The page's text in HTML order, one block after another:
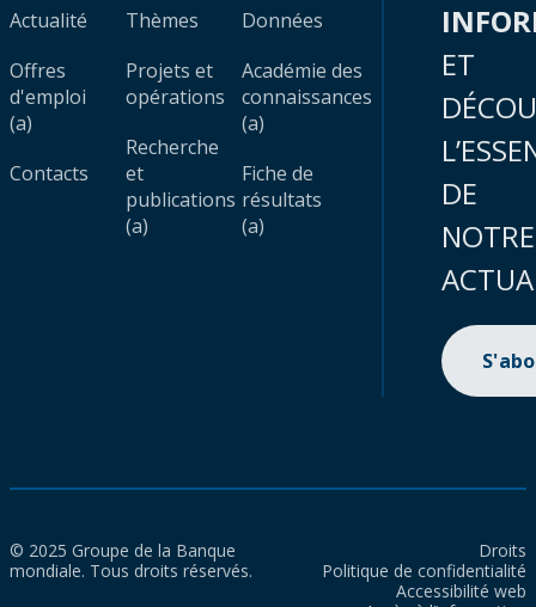
Actualité
Offres
d'emploi
(a)
Contacts
Thèmes
Projets et
opérations
Recherche
et
publications
(a)
Données
Académie des
connaissances
(a)
Fiche de
résultats
(a)
ET
DE
NOTRE
© 2025 Groupe de la Banque
mondiale. Tous droits réservés.
Droits
Politique de confidentialité
Accessibilité web